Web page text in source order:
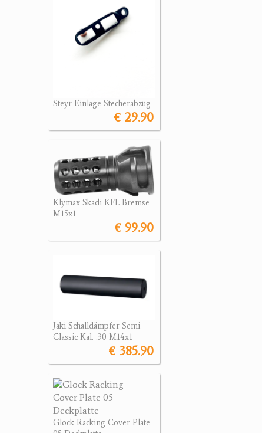
Steyr Einlage Stecherabzug
€ 29.90
Klymax Skadi KFL Bremse
M15x1
€ 99.90
Jaki Schalldämpfer Semi
Classic Kal. .30 M14x1
€ 385.90
Glock Racking Cover Plate